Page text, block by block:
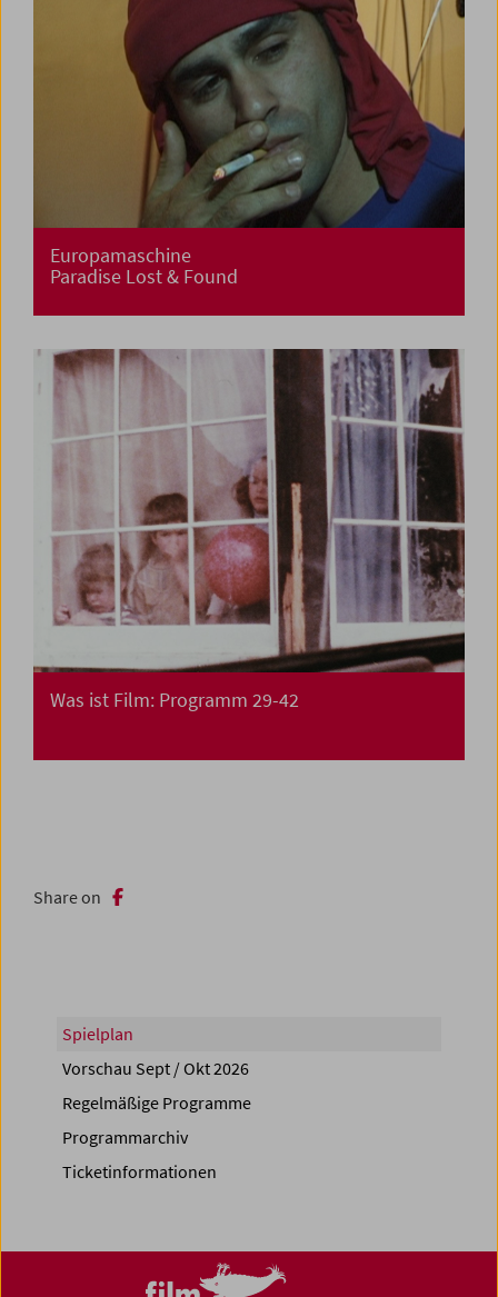
Europamaschine
Paradise Lost & Found
Was ist Film: Programm 29-42
Share on
Spielplan
Vorschau Sept / Okt 2026
Regelmäßige Programme
Programmarchiv
Ticketinformationen